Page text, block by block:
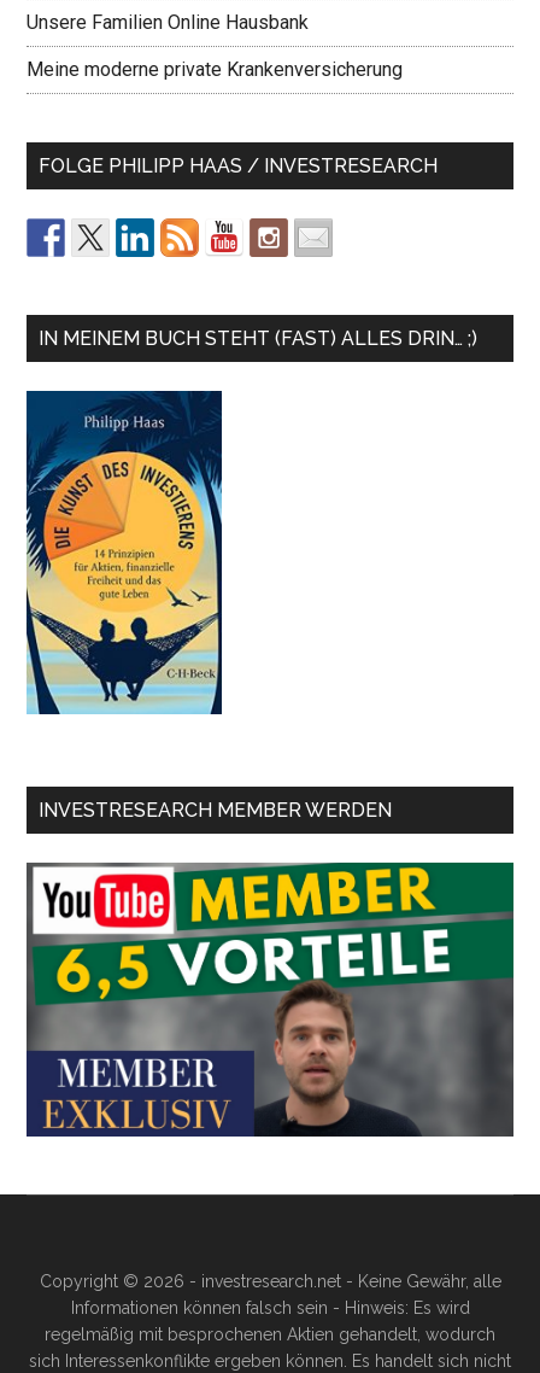
Unsere Familien Online Hausbank
Meine moderne private Krankenversicherung
FOLGE PHILIPP HAAS / INVESTRESEARCH
IN MEINEM BUCH STEHT (FAST) ALLES DRIN… ;)
INVESTRESEARCH MEMBER WERDEN
Copyright © 2026 - investresearch.net - Keine Gewähr, alle
Informationen können falsch sein - Hinweis: Es wird
regelmäßig mit besprochenen Aktien gehandelt, wodurch
sich Interessenkonflikte ergeben können. Es handelt sich nicht